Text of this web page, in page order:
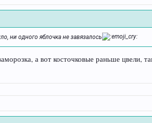
ни одного яблочка не завязалось
а вот косточковые раньше цвели,